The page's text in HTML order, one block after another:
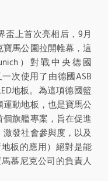
盃上首次亮相后，9月
馬公園拉開帷幕，這
）對戰中央德國
次使用了由德國ASB
地板。為這項德國籃
動地板，也是寶馬公
旗艦專案，旨在促進
發社會參與度，以及
板的應用）絕對是能
慕尼克公司的負責人